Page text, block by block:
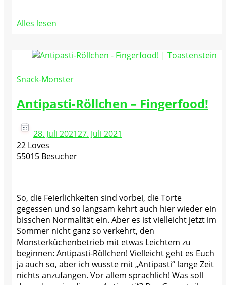
Alles lesen
Snack-Monster
Antipasti-Röllchen – Fingerfood!
28. Juli 202127. Juli 2021
22 Loves
55015 Besucher
So, die Feierlichkeiten sind vorbei, die Torte
gegessen und so langsam kehrt auch hier wieder ein
bisschen Normalität ein. Aber es ist vielleicht jetzt im
Sommer nicht ganz so verkehrt, den
Monsterküchenbetrieb mit etwas Leichtem zu
beginnen: Antipasti-Röllchen! Vielleicht geht es Euch
ja auch so, aber ich wusste mit „Antipasti“ lange Zeit
nichts anzufangen. Vor allem sprachlich! Was soll